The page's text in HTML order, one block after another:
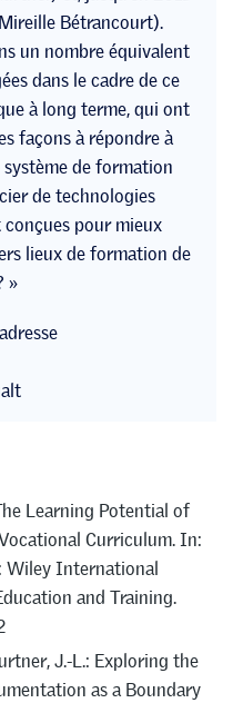
Bétrancourt).
un nombre équivalent
dans le cadre de ce
à long terme, qui ont
façons à répondre à
de formation
de technologies
conçues pour mieux
lieux de formation de
»
Learning Potential of
Curriculum. In:
Wiley International
and Training.
J.-L.: Exploring the
as a Boundary